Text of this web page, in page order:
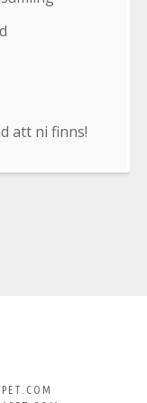
att ni finns!